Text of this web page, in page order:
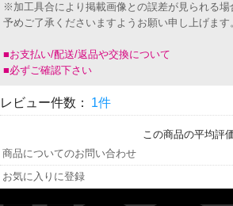
※加工具合により掲載画像との誤差が見られる場
予めご了承くださいますようお願い申し上げます
■お支払い/配送/返品や交換について
■必ずご確認下さい
レビュー件数： 1件
この商品の平均評
商品についてのお問い合わせ
お気に入りに登録